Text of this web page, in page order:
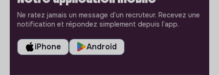
Ne ratez jamais un message d’un recruteur. Recevez une
notification et répondez simplement depuis l’app.
iPhone Android